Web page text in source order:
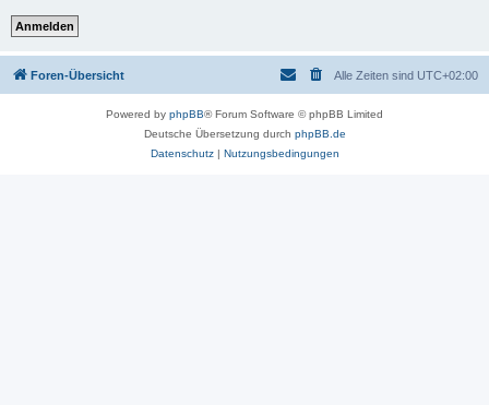
Foren-Übersicht Alle Zeiten sind UTC+02:00
Powered by phpBB® Forum Software © phpBB Limited
Deutsche Übersetzung durch phpBB.de
Datenschutz| Nutzungsbedingungen